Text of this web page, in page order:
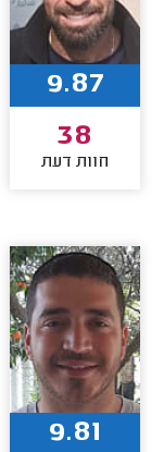
9.87
38
חוות דעת
9.81